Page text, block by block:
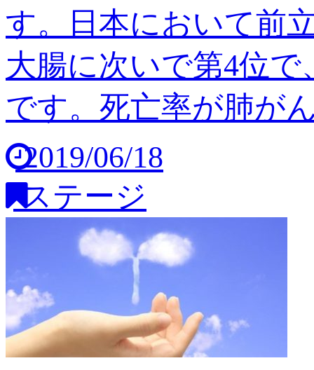
す。日本において前
大腸に次いで第4位で
です。死亡率が肺が
2019/06/18
ステージ